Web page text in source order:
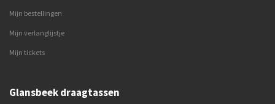
Mijn bestellingen
Mijn verlanglijstje
Mijn tickets
Glansbeek draagtassen